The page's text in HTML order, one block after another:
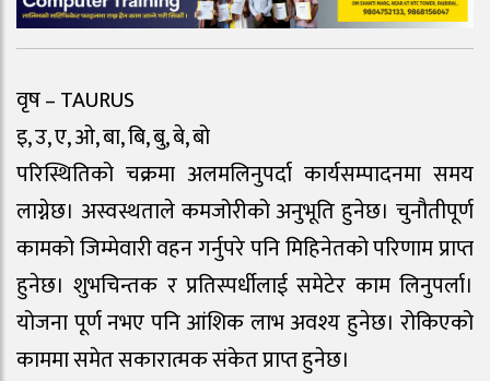
वृष – TAURUS
इ, उ, ए, ओ, बा, बि, बु, बे, बो
परिस्थितिको चक्रमा अलमलिनुपर्दा कार्यसम्पादनमा समय
लाग्नेछ। अस्वस्थताले कमजोरीको अनुभूति हुनेछ। चुनौतीपूर्ण
कामको जिम्मेवारी वहन गर्नुपरे पनि मिहिनेतको परिणाम प्राप्त
हुनेछ। शुभचिन्तक र प्रतिस्पर्धीलाई समेटेर काम लिनुपर्ला।
योजना पूर्ण नभए पनि आंशिक लाभ अवश्य हुनेछ। रोकिएको
काममा समेत सकारात्मक संकेत प्राप्त हुनेछ।